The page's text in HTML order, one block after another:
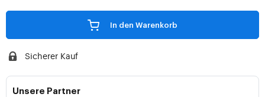
In den Warenkorb
Sicherer Kauf
Unsere Partner